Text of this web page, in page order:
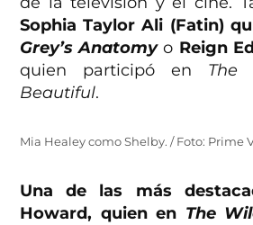
Sophia Taylor Ali (Fatin)
Grey’s Anatomyo Reign
quien participó en The
Beautiful.
Mia Healey como Shelby. / Foto: Prime
Una de las más
Howard, quien en The